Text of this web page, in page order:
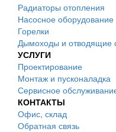
Радиаторы отопления
Насосное оборудование
Горелки
Дымоходы и отводящие
УСЛУГИ
Проектирование
Монтаж и пусконаладка
Сервисное
КОНТАКТЫ
Офис, склад
Обратная связь